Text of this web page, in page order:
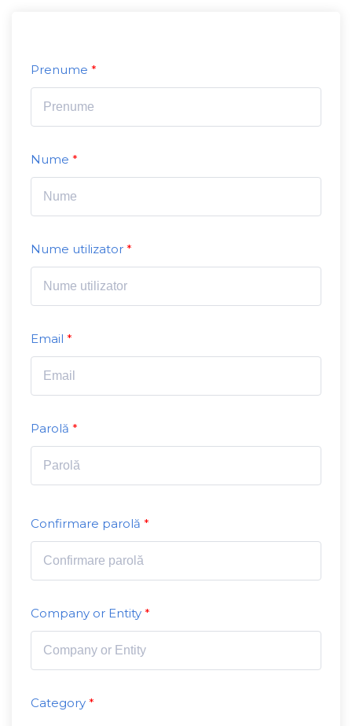
Prenume
Nume
Nume utilizator
Email
Parolă
Confirmare parolă
Company or Entity
Category